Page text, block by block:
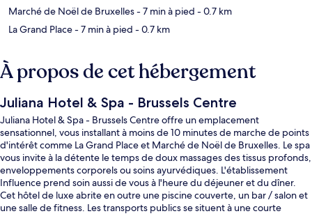
Marché de Noël de Bruxelles- 7 min à pied - 0.7 km
La Grand Place- 7 min à pied - 0.7 km
À propos de cet hébergement
Juliana Hotel & Spa - Brussels Centre
Juliana Hotel & Spa - Brussels Centre offre un emplacement
sensationnel, vous installant à moins de 10 minutes de marche de points
d'intérêt comme La Grand Place et Marché de Noël de Bruxelles. Le spa
vous invite à la détente le temps de doux massages des tissus profonds,
enveloppements corporels ou soins ayurvédiques. L'établissement
Influence prend soin aussi de vous à l'heure du déjeuner et du dîner.
Cet hôtel de luxe abrite en outre une piscine couverte, un bar / salon et
une salle de fitness. Les transports publics se situent à une courte